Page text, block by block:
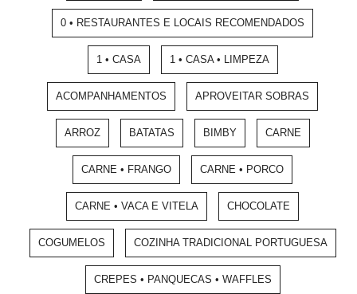
0 • RESTAURANTES E LOCAIS RECOMENDADOS
1 • CASA 1 • CASA • LIMPEZA
ACOMPANHAMENTOS APROVEITAR SOBRAS
ARROZ BATATAS BIMBY CARNE
CARNE • FRANGO CARNE • PORCO
CARNE • VACA E VITELA CHOCOLATE
COGUMELOS COZINHA TRADICIONAL PORTUGUESA
CREPES • PANQUECAS • WAFFLES